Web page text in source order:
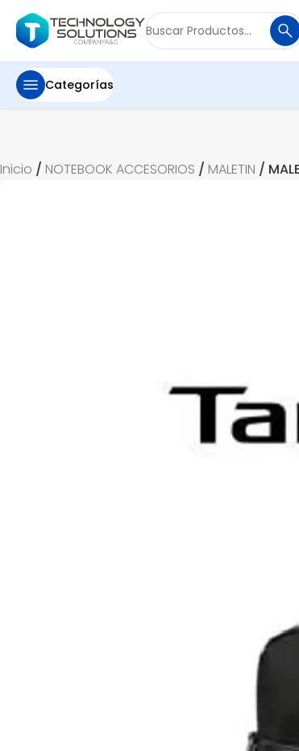
Buscar
por:
Categorías
Inicio / NOTEBOOK ACCESORIOS / MALETIN /